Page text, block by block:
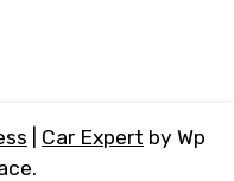
Car Expert by Wp